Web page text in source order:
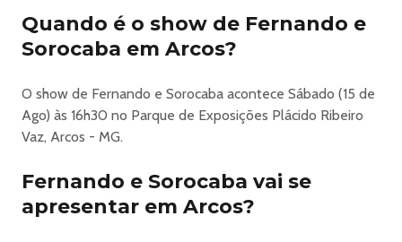
Sorocaba
A ExpoArcos se consolida como um dos grandes
encontros do agronegócio, da cultura sertaneja e do
entretenimento em Minas Gerais. Realizada na cidade de
Arcos, a festa reúne tradição, esporte, música e geração
de negócios em um evento pensado para toda a família.
Com uma estrutura completa e moderna, a ExpoArcos
oferece ao público uma experiência imersiva, com rodeio
Quando é o show de Fernando e
Sorocaba em Arcos?
O show de Fernando e Sorocaba acontece Sábado (15 de
Ago) às 16h30 no Parque de Exposições Plácido Ribeiro
Vaz, Arcos - MG.
Fernando e Sorocaba vai se
apresentar em Arcos?